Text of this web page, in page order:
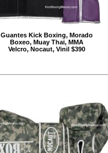
Guantes Kick Boxing, Morado
Boxeo, Muay Thai, MMA
Velcro, Nocaut, Vinil $390